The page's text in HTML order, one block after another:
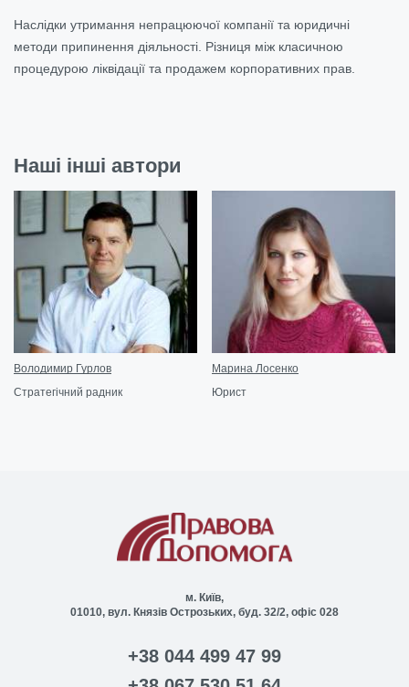
Наслідки утримання непрацюючої компанії та юридичні
методи припинення діяльності. Різниця між класичною
процедурою ліквідації та продажем корпоративних прав.
Наші інші автори
Володимир Гурлов
Стратегічний радник
Марина Лосенко
Юрист
м. Київ,
01010, вул. Князів Острозьких, буд. 32/2, офіс 028
+38 044 499 47 99